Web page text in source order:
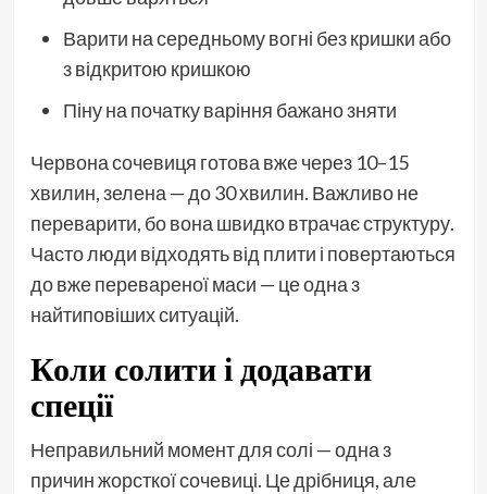
Варити на середньому вогні без кришки або
з відкритою кришкою
Піну на початку варіння бажано зняти
Червона сочевиця готова вже через 10–15
хвилин, зелена — до 30 хвилин. Важливо не
переварити, бо вона швидко втрачає структуру.
Часто люди відходять від плити і повертаються
до вже перевареної маси — це одна з
найтиповіших ситуацій.
Коли солити і додавати
спеції
Неправильний момент для солі — одна з
причин жорсткої сочевиці. Це дрібниця, але